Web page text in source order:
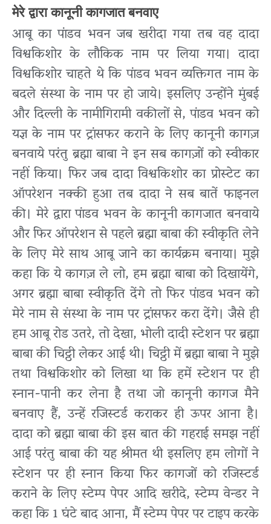
मेरे द्वारा कानूनी कागजात बनवाए
आबू का पांडव भवन जब खरीदा गया तब वह दादा
विश्वकिशोर के लौकिक नाम पर लिया गया। दादा
विश्वकिशोर चाहते थे कि पांडव भवन व्यक्तिगत नाम के
बदले संस्था के नाम पर हो जाये। इसलिए उन्होंने मुंबई
और दिल्ली के नामीगिरामी वकीलों से, पांडव भवन को
यज्ञ के नाम पर ट्रांसफर कराने के लिए कानूनी कागज़
बनवाये परंतु ब्रह्मा बाबा ने इन सब कागज़ों को स्वीकार
नहीं किया। फिर जब दादा विश्वकिशोर का प्रोस्टेट का
ऑपरेशन नक्की हुआ तब दादा ने सब बातें फाइनल
की। मेरे द्वारा पांडव भवन के कानूनी कागजात बनवाये
और फिर ऑपरेशन से पहले ब्रह्मा बाबा की स्वीकृति लेने
के लिए मेरे साथ आबू जाने का कार्यक्रम बनाया। मुझे
कहा कि ये कागज़ ले लो, हम ब्रह्मा बाबा को दिखायेंगे,
अगर ब्रह्मा बाबा स्वीकृति देंगे तो फिर पांडव भवन को
मेरे नाम से संस्था के नाम पर ट्रांसफर करा देंगे। जैसे ही
हम आबू रोड उतरे, तो देखा, भोली दादी स्टेशन पर ब्रह्मा
बाबा की चिट्ठी लेकर आई थी। चिट्ठी में ब्रह्मा बाबा ने मुझे
तथा विश्वकिशोर को लिखा था कि हमें स्टेशन पर ही
स्नान-पानी कर लेना है तथा जो कानूनी कागज मैने
बनवाए हैं, उन्हें रजिस्टर्ड कराकर ही ऊपर आना है।
दादा को ब्रह्मा बाबा की इस बात की गहराई समझ नहीं
आई परंतु बाबा की यह श्रीमत थी इसलिए हम लोगों ने
स्टेशन पर ही स्नान किया फिर कागजों को रजिस्टर्ड
कराने के लिए स्टेम्प पेपर आदि खरीदे, स्टेम्प वेन्डर ने
कहा कि 1 घंटे बाद आना, मैं स्टेम्प पेपर पर टाइप करके